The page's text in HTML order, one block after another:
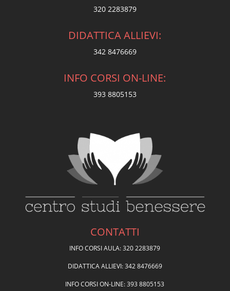
320 2283879
DIDATTICA ALLIEVI:
342 8476669
INFO CORSI ON-LINE:
393 8805153
CONTATTI
INFO CORSI AULA: 320 2283879
DIDATTICA ALLIEVI: 342 8476669
INFO CORSI ON-LINE: 393 8805153